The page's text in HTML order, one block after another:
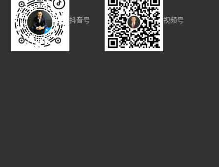
抖音号 视频号